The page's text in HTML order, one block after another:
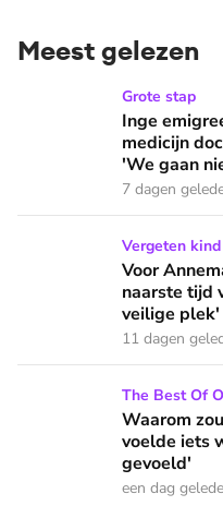
Meest gelezen
Inge emigreert naar
Grote stap
Inge
medicijn
'We gaan
7 dagen
Voor Annemara was de
Vergeten kind
Voor
naarste tijd
veilige plek'
11 dagen
Waarom zou je (niet) in
The Best Of
Waarom
voelde iets
gevoeld'
een dag